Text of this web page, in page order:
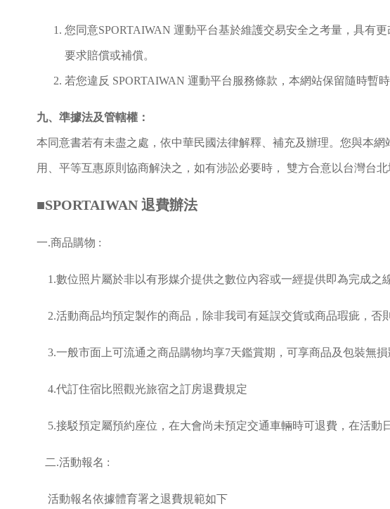
您同意SPORTAIWAN 運動平台基於維護交易安全之考量，具有
要求賠償或補償。
若您違反 SPORTAIWAN 運動平台服務條款，本網站保留隨時暫
九、準據法及管轄權：
本同意書若有未盡之處，依中華民國法律解釋、補充及辦理。您與本
用、平等互惠原則協商解決之，如有涉訟必要時， 雙方合意以台灣台
■SPORTAIWAN 退費辦法
一.商品購物 :
1.數位照片屬於非以有形媒介提供之數位內容或一經提供即為完成之
2.活動商品均預定製作的商品，除非我司有延誤交貨或商品瑕疵，否
3.一般市面上可流通之商品購物均享7天鑑賞期，可享商品及包裝無
4.代訂住宿比照觀光旅宿之訂房退費規定
5.接駁預定屬預約座位，在大會尚未預定交通車輛時可退費，在活動
二.活動報名 :
活動報名依據體育署之退費規範如下